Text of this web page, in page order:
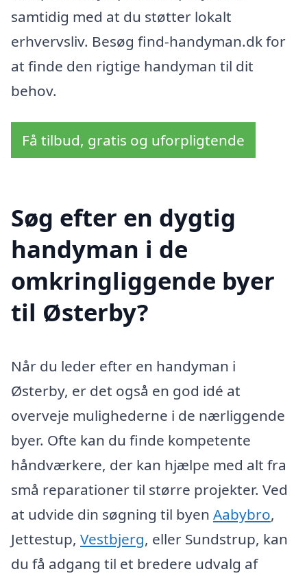
samtidig med at du støtter lokalt
erhvervsliv. Besøg find-handyman.dk for
at finde den rigtige handyman til dit
behov.
Få tilbud, gratis og uforpligtende
Søg efter en dygtig
handyman i de
omkringliggende byer
til Østerby?
Når du leder efter en handyman i
Østerby, er det også en god idé at
overveje mulighederne i de nærliggende
byer. Ofte kan du finde kompetente
håndværkere, der kan hjælpe med alt fra
små reparationer til større projekter. Ved
at udvide din søgning til byen Aabybro,
Jettestup, Vestbjerg, eller Sundstrup, kan
du få adgang til et bredere udvalg af